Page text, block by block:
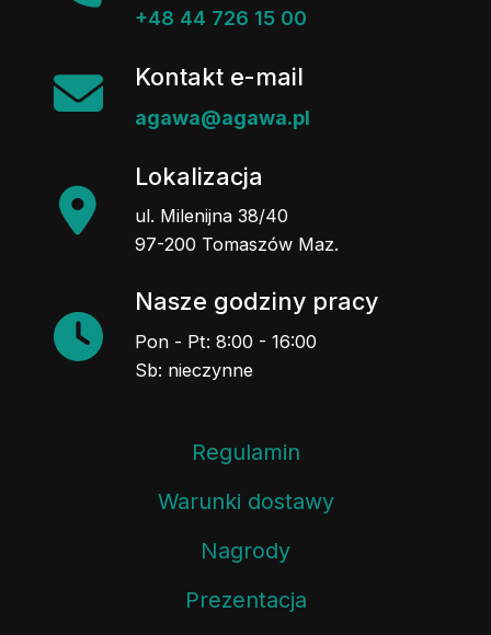
+48 44 726 15 00
Kontakt e-mail
agawa@agawa.pl
Lokalizacja
ul. Milenijna 38/40
97-200 Tomaszów Maz.
Nasze godziny pracy
Pon - Pt: 8:00 - 16:00
Sb: nieczynne
Regulamin
Warunki dostawy
Nagrody
Prezentacja